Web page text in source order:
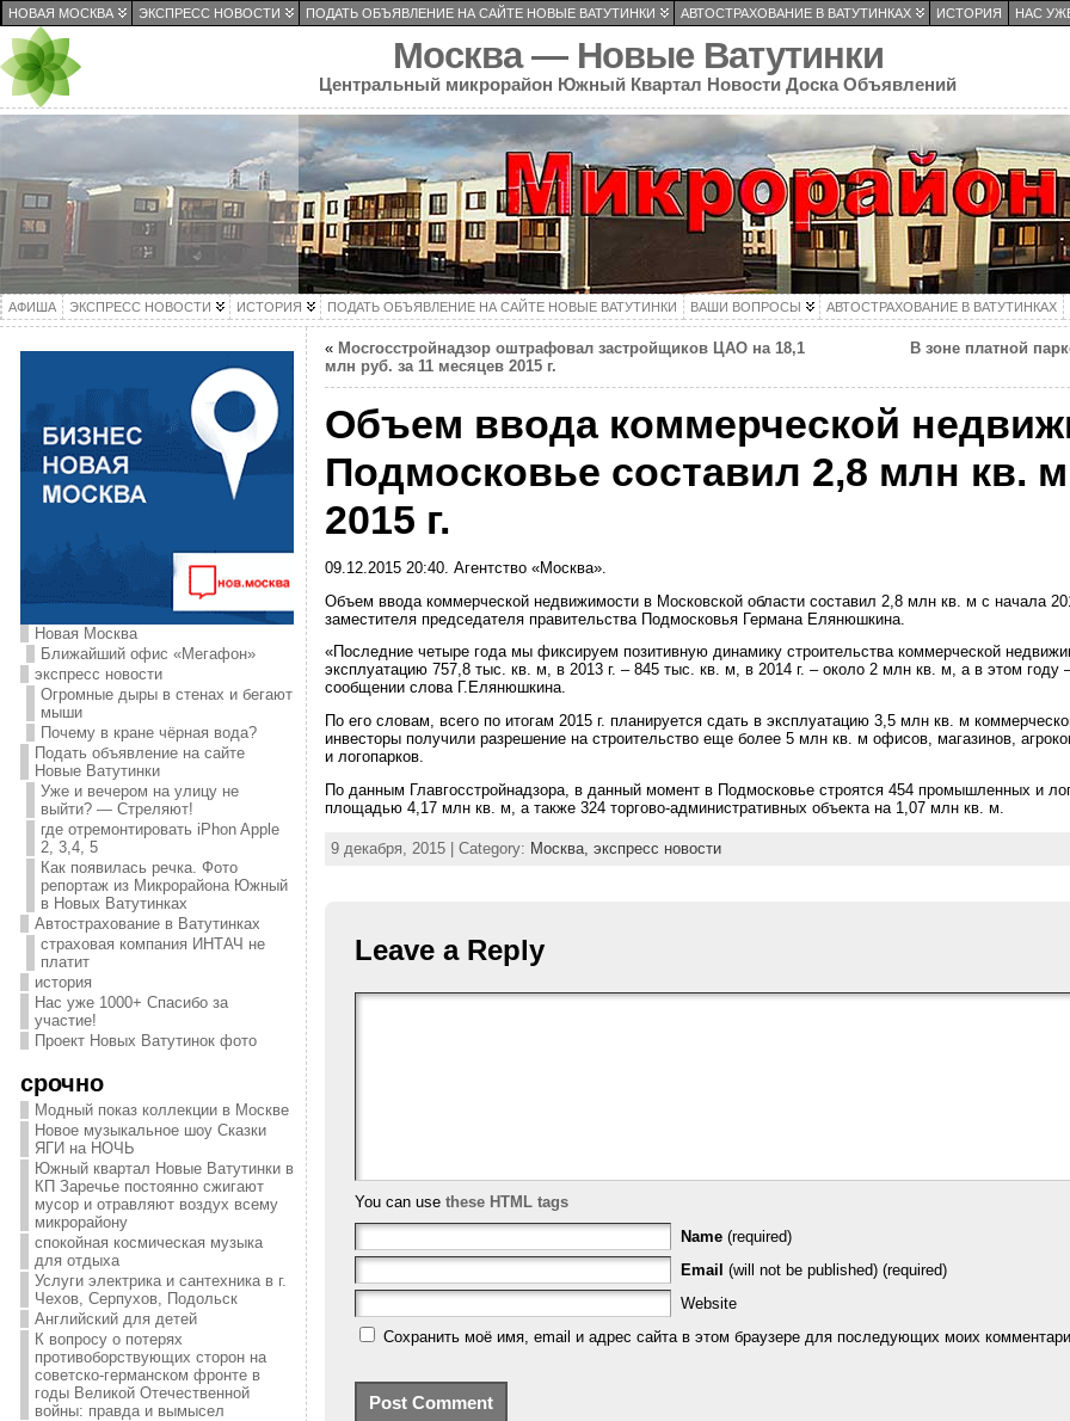
НОВАЯ МОСКВА ЭКСПРЕСС НОВОСТИ ПОДАТЬ ОБЪЯВЛЕНИЕ НА САЙТЕ НОВЫЕ ВАТУТИНКИ АВТОСТРАХОВАНИЕ В ВАТУТИНКАХ ИСТОРИЯ НАС
Москва — Новые Ватутинки
Центральный микрорайон Южный Квартал Новости Доска Объявлений
АФИША ЭКСПРЕСС НОВОСТИ ИСТОРИЯ ПОДАТЬ ОБЪЯВЛЕНИЕ НА САЙТЕ НОВЫЕ ВАТУТИНКИ ВАШИ ВОПРОСЫ АВТОСТРАХОВАНИЕ В ВАТУТИНКАХ
Новая Москва
Ближайший офис «Мегафон»
экспресс новости
Огромные дыры в стенах и бегают
мыши
Почему в кране чёрная вода?
Подать объявление на сайте
Новые Ватутинки
Уже и вечером на улицу не
выйти? — Стреляют!
где отремонтировать iPhon Apple
2, 3,4, 5
Как появилась речка. Фото
репортаж из Микрорайона Южный
в Новых Ватутинках
Автострахование в Ватутинках
страховая компания ИНТАЧ не
платит
история
Нас уже 1000+ Спасибо за
участие!
Проект Новых Ватутинок фото
срочно
Модный показ коллекции в Москве
Новое музыкальное шоу Сказки
ЯГИ на НОЧЬ
Южный квартал Новые Ватутинки в
КП Заречье постоянно сжигают
мусор и отравляют воздух всему
микрорайону
спокойная космическая музыка
для отдыха
Услуги электрика и сантехника в г.
Чехов, Серпухов, Подольск
Английский для детей
К вопросу о потерях
противоборствующих сторон на
советско-германском фронте в
годы Великой Отечественной
войны: правда и вымысел
« Мосгосстройнадзор оштрафовал застройщиков ЦАО на 18,1
млн руб. за 11 месяцев 2015 г.
В зоне платной
Объем ввода коммерческой
Подмосковье составил 2,8 млн кв.
2015 г.
09.12.2015 20:40. Агентство «Москва».
Объем ввода коммерческой недвижимости в Московской области составил 2,8 млн кв. м с начала
заместителя председателя правительства Подмосковья Германа Елянюшкина.
«Последние четыре года мы фиксируем позитивную динамику строительства коммерческой
эксплуатацию 757,8 тыс. кв. м, в 2013 г. – 845 тыс. кв. м, в 2014 г. – около 2 млн кв. м, а в этом
сообщении слова Г.Елянюшкина.
По его словам, всего по итогам 2015 г. планируется сдать в эксплуатацию 3,5 млн кв. м
инвесторы получили разрешение на строительство еще более 5 млн кв. м офисов, магазинов,
и логопарков.
По данным Главгосстройнадзора, в данный момент в Подмосковье строятся 454 промышленных и
площадью 4,17 млн кв. м, а также 324 торгово-административных объекта на 1,07 млн кв. м.
9 декабря, 2015 | Category: Москва, экспресс новости
Leave a Reply
You can use these HTML tags
Name (required)
Email (will not be published) (required)
Website
Сохранить моё имя, email и адрес сайта в этом браузере для последующих моих